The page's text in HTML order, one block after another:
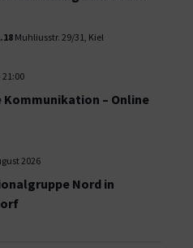
Muhliusstr. 29/31, Kiel
21:00
Kommunikation – Online
2026
Nord in